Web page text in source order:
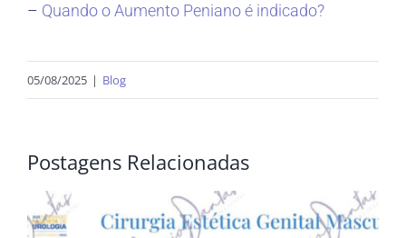
– Quando o Aumento Peniano é indicado?
05/08/2025 | Blog
Postagens Relacionadas